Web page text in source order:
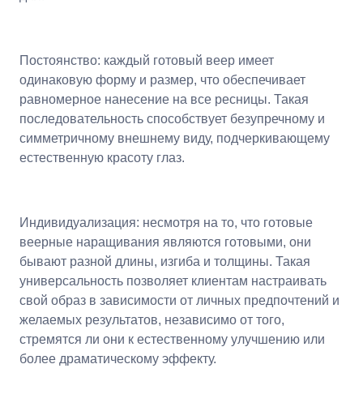
Постоянство: каждый готовый веер имеет
одинаковую форму и размер, что обеспечивает
равномерное нанесение на все ресницы. Такая
последовательность способствует безупречному и
симметричному внешнему виду, подчеркивающему
естественную красоту глаз.
Индивидуализация: несмотря на то, что готовые
веерные наращивания являются готовыми, они
бывают разной длины, изгиба и толщины. Такая
универсальность позволяет клиентам настраивать
свой образ в зависимости от личных предпочтений и
желаемых результатов, независимо от того,
стремятся ли они к естественному улучшению или
более драматическому эффекту.